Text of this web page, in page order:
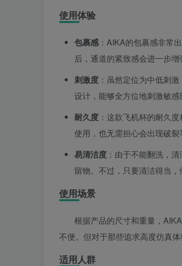
使用体验
包裹感 ：AIKA的包裹感非常
后，通道的紧致感会进一步增
刺激度 ：虽然定位为中低刺
设计，能够全方位地刺激敏感
耐久度 ：这款飞机杯的耐久
使用，也无需担心会出现破裂
易清洁度 ：由于不能翻洗，
留物。不过，只要清洁得当，
使用场景
根据产品的尺寸和重量，
不便。但对于那些追求高度仿真
适用人群